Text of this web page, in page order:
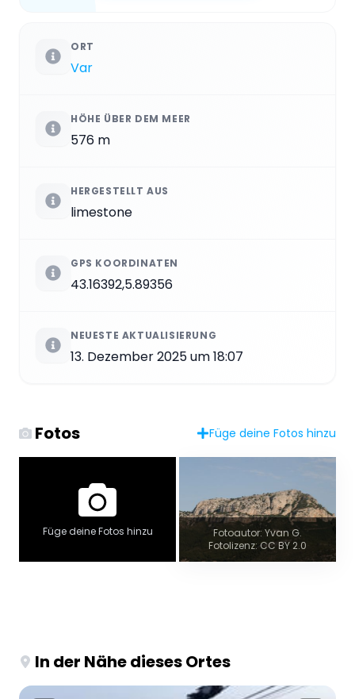
ORT
Var
HÖHE ÜBER DEM MEER
576 m
HERGESTELLT AUS
limestone
GPS KOORDINATEN
43.16392,5.89356
NEUESTE AKTUALISIERUNG
13. Dezember 2025 um 18:07
Fotos Füge deine Fotos hinzu
Füge deine Fotos hinzu
Fotoautor: Yvan G.
Fotolizenz: CC BY 2.0
In der Nähe dieses Ortes